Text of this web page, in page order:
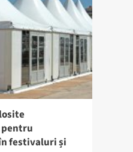
festivaluri și